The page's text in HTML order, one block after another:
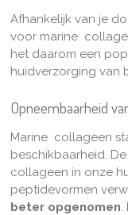
Afhankelijk van je
voor marine
het daarom een
huidverzorging van
Opneembaarheid
Marine collageen
beschikbaarheid.
collageen in onze
peptidevormen
beter opgenomen.